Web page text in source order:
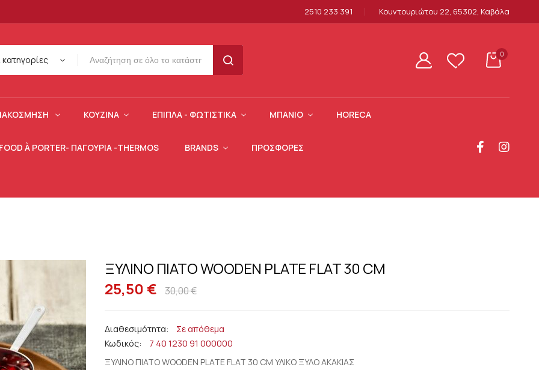
2510 233 391 Κουντουριώτου 22, 65302, Καβάλα
SEARCH
0
ΚΟΥΖΊΝΑ ΈΠΙΠΛΑ - ΦΩΤΙΣΤΙΚΆ ΜΠΆΝΙΟ HORECA
À PORTER- ΠΑΓΟΎΡΙΑ -THERMOS BRANDS ΠΡΟΣΦΟΡΕΣ
ΞΥΛΙΝΟ ΠΙΑΤΟ WOODEN PLATE FLAT 30 CM
25,50 €
30,00 €
Σε απόθεμα
Κωδικός
7 40 1230 91 000000
ΞΥΛΙΝΟ ΠΙΑΤΟ WOODEN PLATE FLAT 30 CM ΥΛΙΚΟ ΞΥΛΟ ΑΚΑΚΙΑΣ